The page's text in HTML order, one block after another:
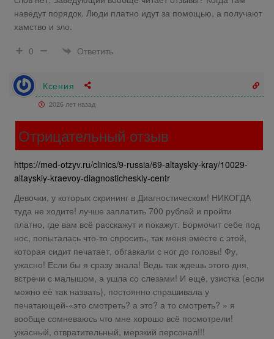
наведут порядок. Люди платно идут за помощью, а получают
хамство и зло.
0
Ответить
Ксения
2026 лет назад
Отрицательный отзыв
https://med-otzyv.ru/clinics/9-russia/69-altayskiy-kray/10029-
altayskiy-kraevoy-diagnosticheskiy-centr
Девочки, у которых скрининг в Диагностическом! НИКОГДА
туда не ходите! лучше заплатить 700 рублей и пройти
платно, где вам всё расскажут и покажут. Бормочит себе под
нос, попыталась что-то спросить, так меня вместе с этой,
которая сидит печатает, обгавкали с ног до головы! Фу,
ужасно! Если бы я сразу знала! Ведь так ждешь этого дня,
встречи с малышом, а ушла со слезами! И ещё, узистка (если
можно её так назвать), постоянно спрашивала у
печатающей-«это смотреть? а это? а то смотреть? » я
вообще сомневаюсь что мне хорошо всё посмотрели!
ужасный, отвратительный, мерзкий персонал!!!